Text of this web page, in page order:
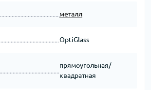
металл
OptiGlass
прямоугольная/
квадратная